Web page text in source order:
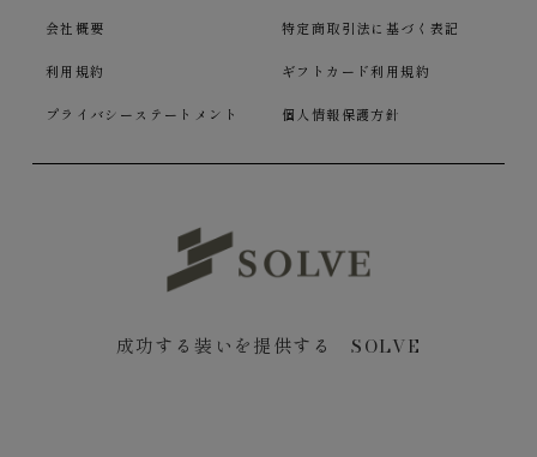
会社概要 特定商取引法に基づく表記
利用規約 ギフトカード利用規約
プライバシーステートメント 個人情報保護方針
成功する装いを提供する SOLVE